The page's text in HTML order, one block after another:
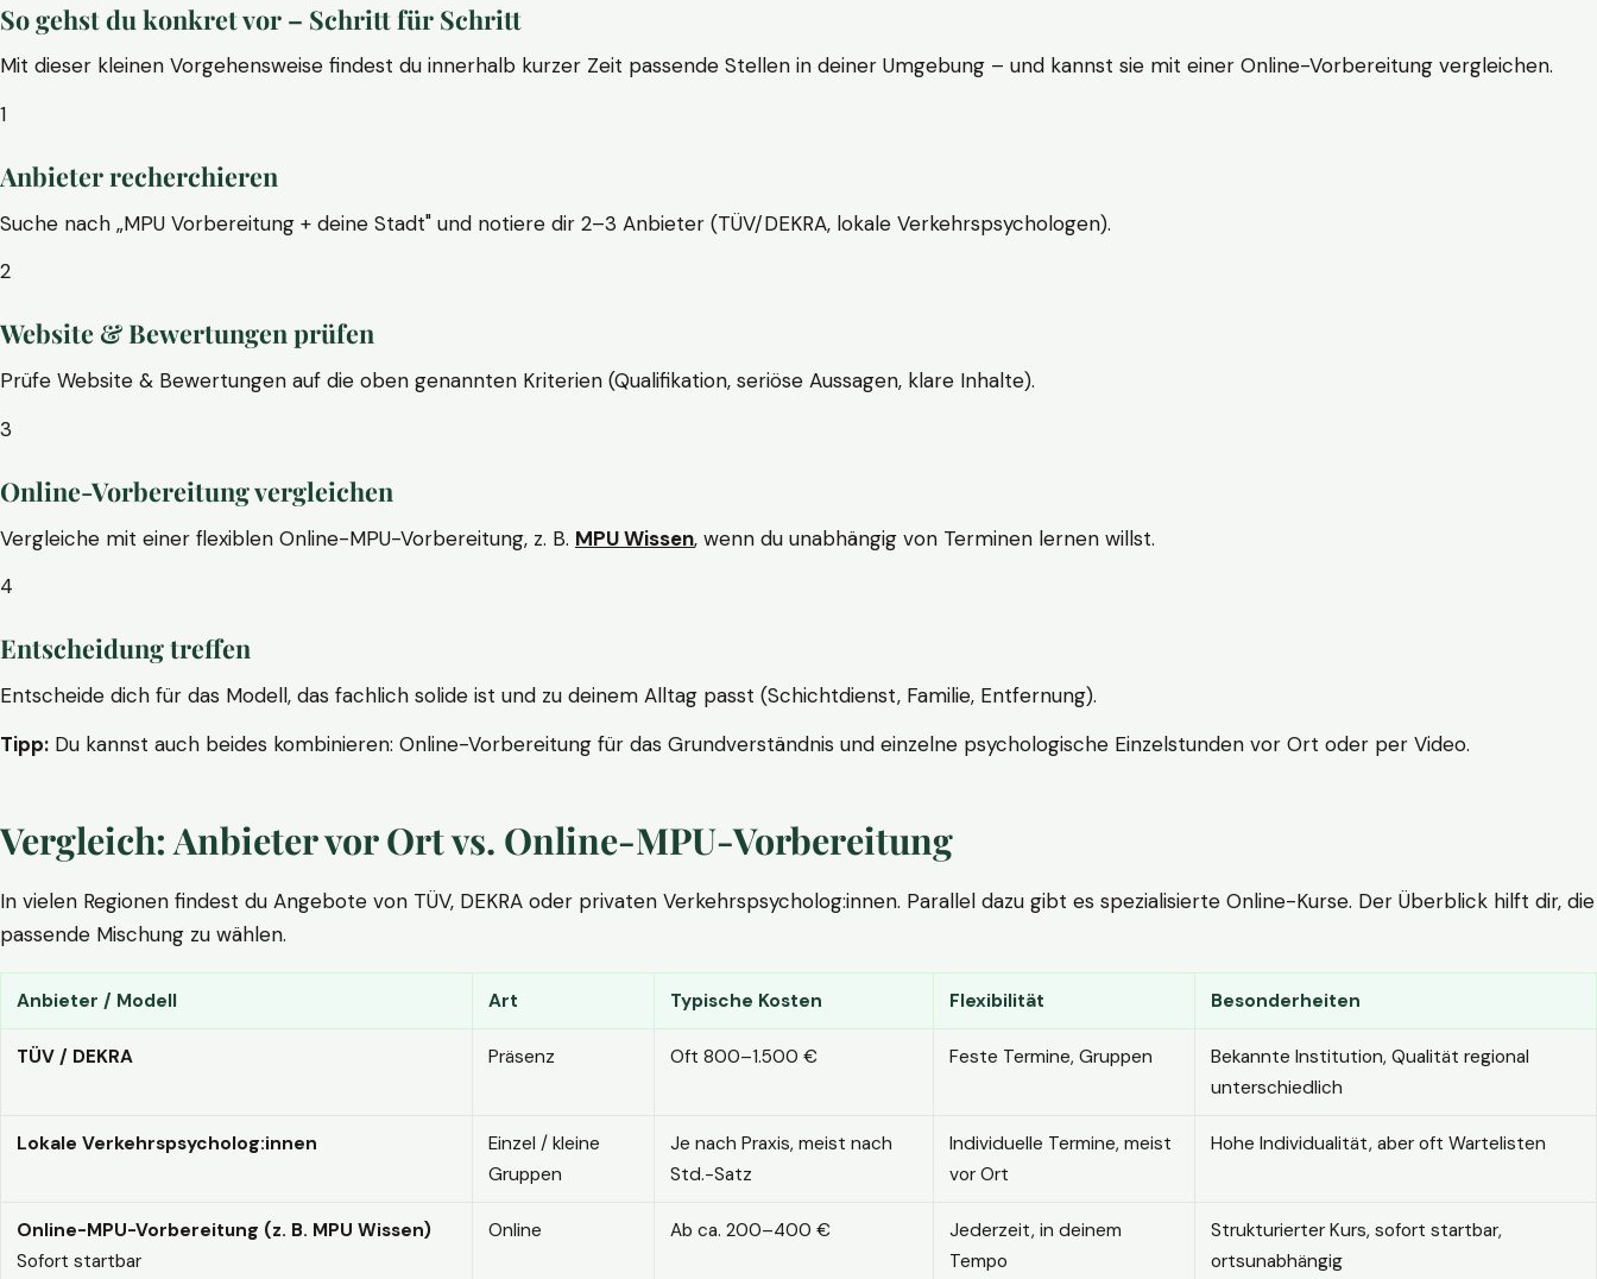
So gehst du konkret vor – Schritt für Schritt
Mit dieser kleinen Vorgehensweise findest du innerhalb kurzer Zeit passende Stellen in deiner Umgebung – und kannst sie mit einer Online-Vorbereitung vergleichen.
1
Anbieter recherchieren
Suche nach „MPU Vorbereitung + deine Stadt" und notiere dir 2–3 Anbieter (TÜV/DEKRA, lokale Verkehrspsychologen).
2
Website & Bewertungen prüfen
Prüfe Website & Bewertungen auf die oben genannten Kriterien (Qualifikation, seriöse Aussagen, klare Inhalte).
3
Online-Vorbereitung vergleichen
Vergleiche mit einer flexiblen Online-MPU-Vorbereitung, z. B. MPU Wissen, wenn du unabhängig von Terminen lernen willst.
4
Entscheidung treffen
Entscheide dich für das Modell, das fachlich solide ist und zu deinem Alltag passt (Schichtdienst, Familie, Entfernung).
Tipp: Du kannst auch beides kombinieren: Online-Vorbereitung für das Grundverständnis und einzelne psychologische Einzelstunden vor Ort oder per Video.
Vergleich: Anbieter vor Ort vs. Online-MPU-Vorbereitung
In vielen Regionen findest du Angebote von TÜV, DEKRA oder privaten Verkehrspsycholog:innen. Parallel dazu gibt es spezialisierte Online-Kurse. Der Überblick hilft dir, die
passende Mischung zu wählen.
Anbieter / Modell Art Typische Kosten Flexibilität Besonderheiten
TÜV / DEKRA Präsenz Oft 800–1.500 € Feste Termine, Gruppen
Bekannte Institution, Qualität regional
unterschiedlich
Lokale Verkehrspsycholog:innen
Einzel / kleine
Gruppen
Je nach Praxis, meist nach
Std.-Satz
Individuelle Termine, meist
vor Ort
Hohe Individualität, aber oft Wartelisten
Online-MPU-Vorbereitung (z. B. MPU Wissen)
Sofort startbar
Online Ab ca. 200–400 €
Jederzeit, in deinem
Tempo
Strukturierter Kurs, sofort startbar,
ortsunabhängig